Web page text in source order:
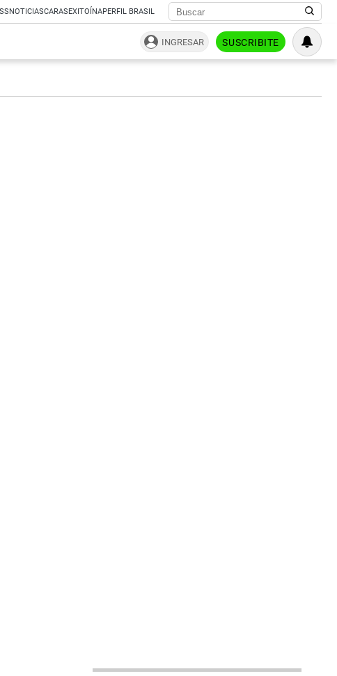
NOTICIASCARASEXITOÍNAPERFIL BRASIL
INGRESAR SUSCRIBITE